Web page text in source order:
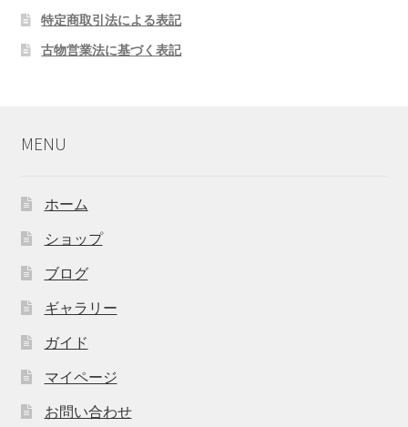
特定商取引法による表記
古物営業法に基づく表記
MENU
ホーム
ショップ
ブログ
ギャラリー
ガイド
マイページ
お問い合わせ